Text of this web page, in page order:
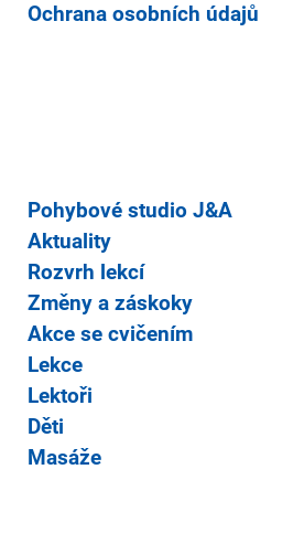
Ochrana osobních údajů
Pohybové studio J&A
Aktuality
Rozvrh lekcí
Změny a záskoky
Akce se cvičením
Lekce
Lektoři
Děti
Masáže